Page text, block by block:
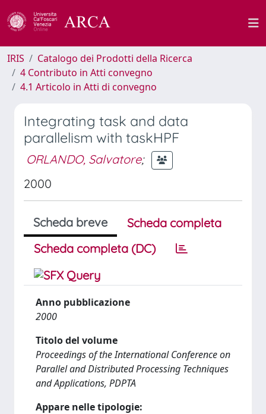
IRIS
Catalogo dei Prodotti della Ricerca
4 Contributo in Atti convegno
4.1 Articolo in Atti di convegno
Integrating task and data
parallelism with taskHPF
ORLANDO, Salvatore;
2000
Scheda breve
Scheda completa
Scheda completa (DC)
Anno pubblicazione
2000
Titolo del volume
Proceedings of the International Conference on
Parallel and Distributed Processing Techniques
and Applications, PDPTA
Appare nelle tipologie: